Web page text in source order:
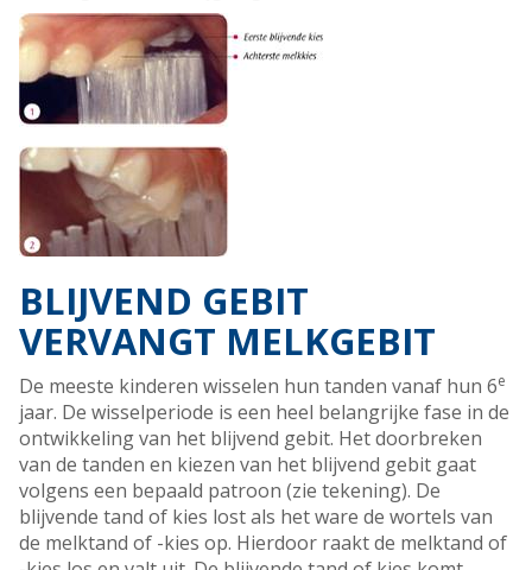
BLIJVEND GEBIT
VERVANGT MELKGEBIT
De meeste kinderen wisselen hun tanden vanaf hun 6e
jaar. De wisselperiode is een heel belangrijke fase in de
ontwikkeling van het blijvend gebit. Het doorbreken
van de tanden en kiezen van het blijvend gebit gaat
volgens een bepaald patroon (zie tekening). De
blijvende tand of kies lost als het ware de wortels van
de melktand of -kies op. Hierdoor raakt de melktand of